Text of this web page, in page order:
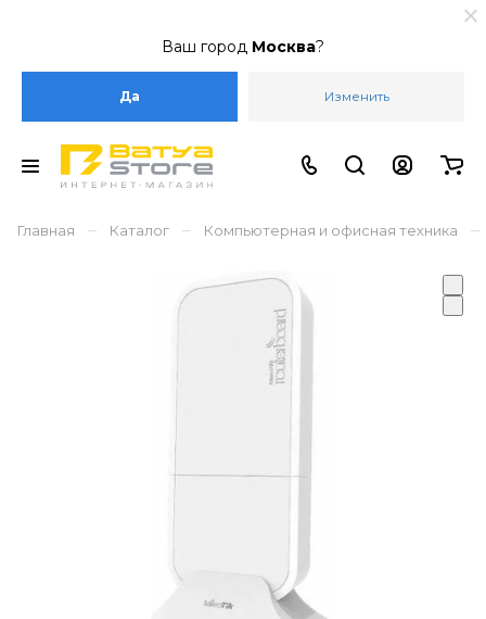
Ваш город Москва?
Да Изменить
Главная – Каталог – Компьютерная и офисная техника –